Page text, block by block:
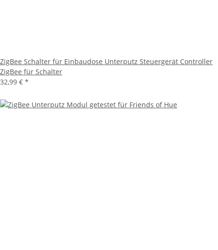
ZigBee Schalter für Einbaudose Unterputz Steuergerät Controller
ZigBee für Schalter
32,99 € *